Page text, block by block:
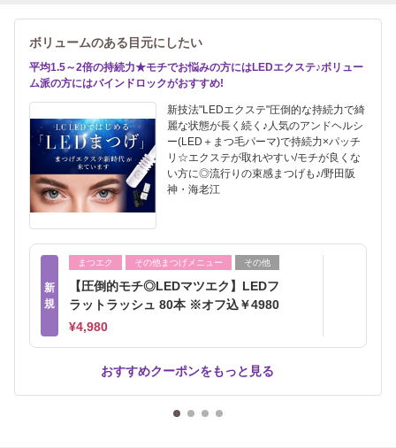
ボリュームのある目元にしたい
平均1.5～2倍の持続力★モチでお悩みの方にはLEDエクステ♪ボリュー
ム派の方にはバインドロックがおすすめ!
新技法"LEDエクステ"圧倒的な持続力で綺
麗な状態が長く続く♪人気のアンドヘルシ
ー(LED＋まつ毛パーマ)で持続力×パッチ
リ☆エクステが取れやすい/モチが良くな
い方に◎流行りの束感まつげも♪/野田阪
神・海老江
新
規
まつエク その他まつげメニュー その他
【圧倒的モチ◎LEDマツエク】LEDフ
ラットラッシュ 80本 ※オフ込￥4980
¥4,980
おすすめクーポンをもっと見る